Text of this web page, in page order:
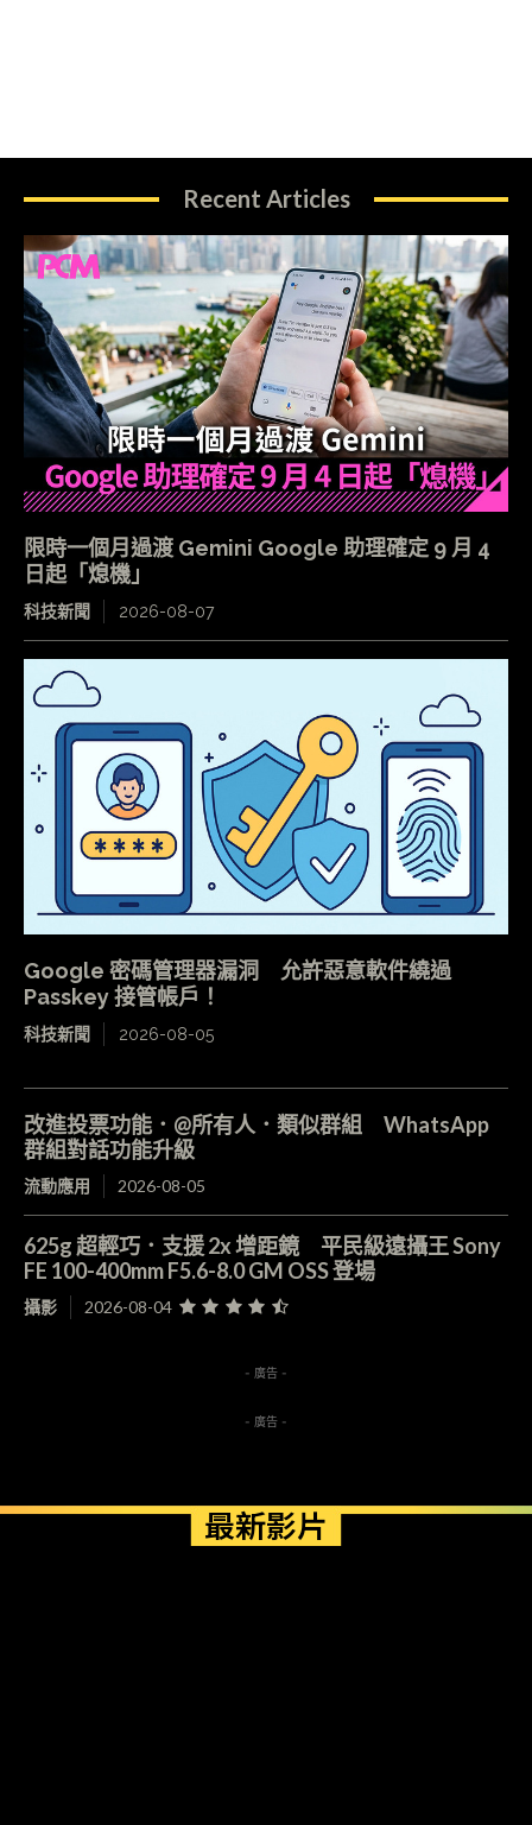
Recent Articles
限時一個月過渡 Gemini Google 助理確定 9 月 4
日起「熄機」
科技新聞 2026-08-07
Google 密碼管理器漏洞 允許惡意軟件繞過
Passkey 接管帳戶！
科技新聞 2026-08-05
改進投票功能．@所有人．類似群組 WhatsApp
群組對話功能升級
流動應用 2026-08-05
625g 超輕巧．支援 2x 增距鏡 平民級遠攝王 Sony
FE 100-400mm F5.6-8.0 GM OSS 登場
攝影 2026-08-04
- 廣告 -
- 廣告 -
最新影片